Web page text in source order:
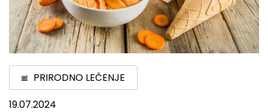
PRIRODNO LEČENJE
19.07.2024